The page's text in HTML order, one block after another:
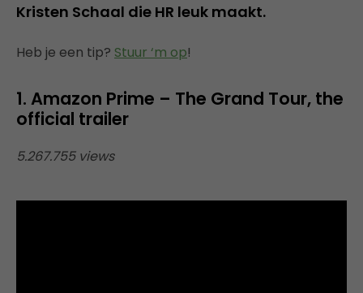
Kristen Schaal die HR leuk maakt.
Heb je een tip? Stuur ‘m op!
1. Amazon Prime – The Grand Tour, the
official trailer
5.267.755 views